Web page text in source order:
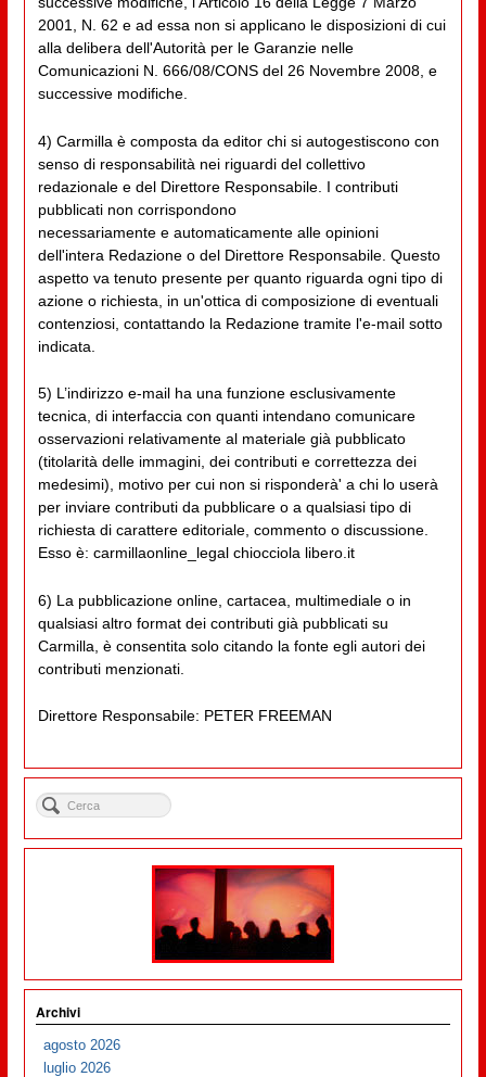
2001, N. 62 e ad essa non si applicano le disposizioni di cui
alla delibera dell'Autorità per le Garanzie nelle
Comunicazioni N. 666/08/CONS del 26 Novembre 2008, e
successive modifiche.
4) Carmilla è composta da editor chi si autogestiscono con
senso di responsabilità nei riguardi del collettivo
redazionale e del Direttore Responsabile. I contributi
pubblicati non corrispondono
necessariamente e automaticamente alle opinioni
dell'intera Redazione o del Direttore Responsabile. Questo
aspetto va tenuto presente per quanto riguarda ogni tipo di
azione o richiesta, in un'ottica di composizione di eventuali
contenziosi, contattando la Redazione tramite l'e-mail sotto
indicata.
5) L’indirizzo e-mail ha una funzione esclusivamente
tecnica, di interfaccia con quanti intendano comunicare
osservazioni relativamente al materiale già pubblicato
(titolarità delle immagini, dei contributi e correttezza dei
medesimi), motivo per cui non si risponderà' a chi lo userà
per inviare contributi da pubblicare o a qualsiasi tipo di
richiesta di carattere editoriale, commento o discussione.
Esso è: carmillaonline_legal chiocciola libero.it
6) La pubblicazione online, cartacea, multimediale o in
qualsiasi altro format dei contributi già pubblicati su
Carmilla, è consentita solo citando la fonte egli autori dei
contributi menzionati.
Direttore Responsabile: PETER FREEMAN
Archivi
agosto 2026
luglio 2026